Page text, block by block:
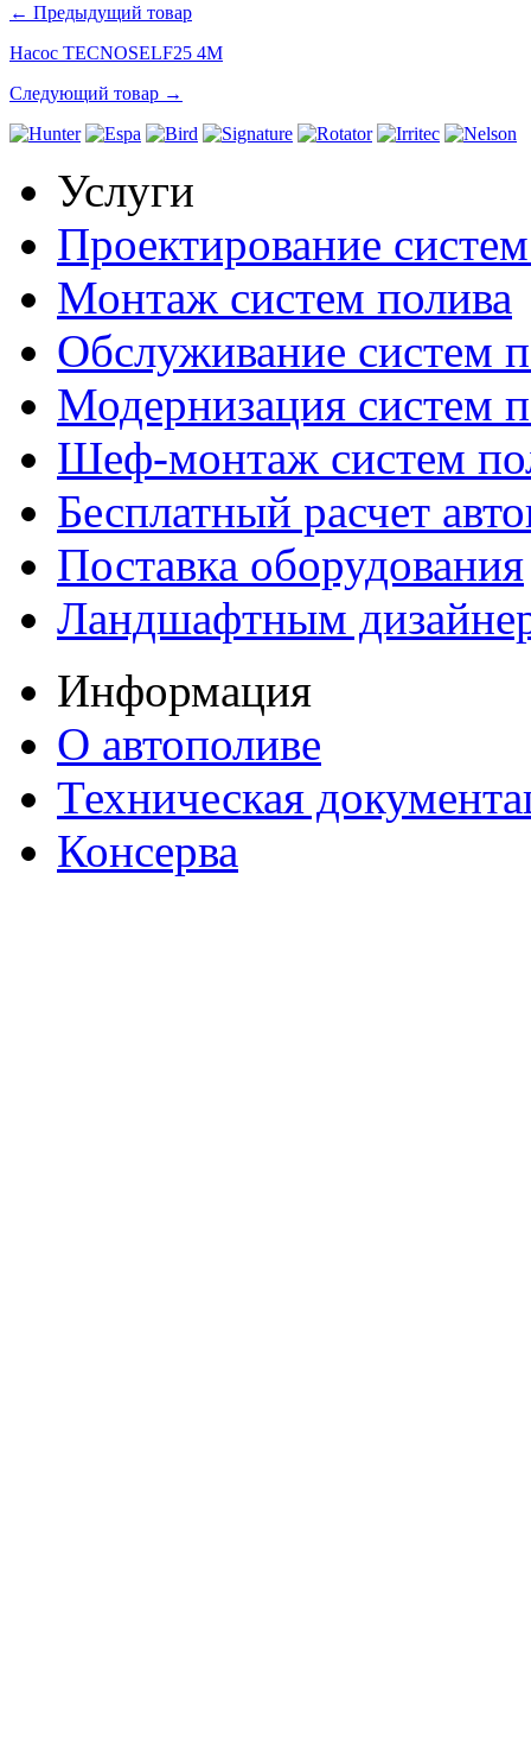
← Предыдущий товар
Насос TECNOSELF25 4M
Следующий товар →
Услуги
Проектирование
Монтаж систем полива
Обслуживание систем
Модернизация систем
Шеф-монтаж систем
Бесплатный расчет
Поставка оборудования
Ландшафтным
Информация
О автополиве
Техническая
Консерва